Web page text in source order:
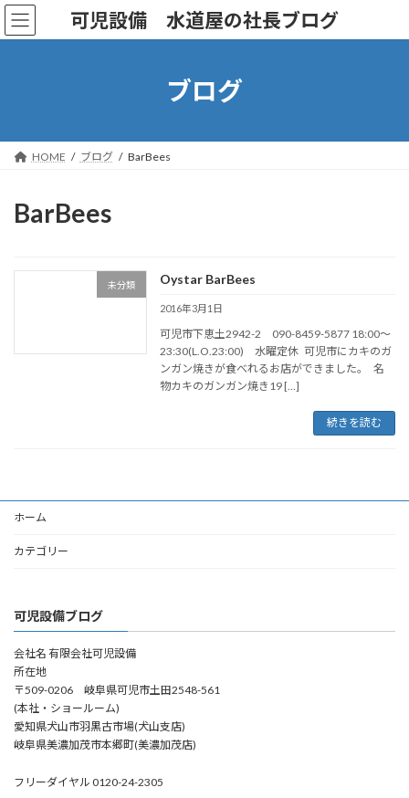
コ
ン
ナ
ビ
可児設備 水道屋の社長ブログ
ブログ
HOME ブログ BarBees
BarBees
未分類 Oystar BarBees
2016年3月1日
可児市下恵土2942-2 090-8459-5877 18:00～
23:30(L.O.23:00) 水曜定休 可児市にカキのガ
ンガン焼きが食べれるお店ができました。 名
物カキのガンガン焼き19 […]
続きを読む
ホーム
カテゴリー
可児設備ブログ
会社名 有限会社可児設備
所在地
〒509-0206 岐阜県可児市土田2548-561
(本社・ショールーム)
愛知県犬山市羽黒古市場(犬山支店)
岐阜県美濃加茂市本郷町(美濃加茂店)
フリーダイヤル 0120-24-2305